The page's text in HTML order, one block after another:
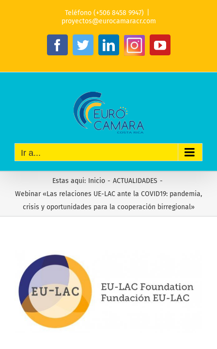
Teléfono (+506 8458 9947)
proyectos@eurocamaracr.com
Facebook
TwitterLinkedIn
InstagramYouTube
Ir a...
Estas aqui: Inicio - ACTUALIDADES -
Webinar «Las relaciones UE-LAC ante la COVID19: pandemia,
crisis y oportunidades para la cooperación birregional»
imagen
más
grande